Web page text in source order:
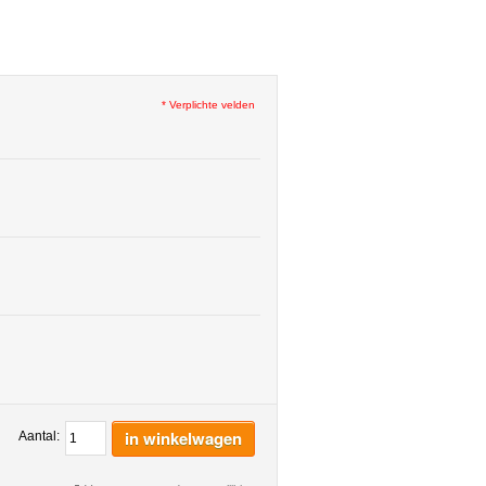
* Verplichte velden
Aantal: in winkelwagen